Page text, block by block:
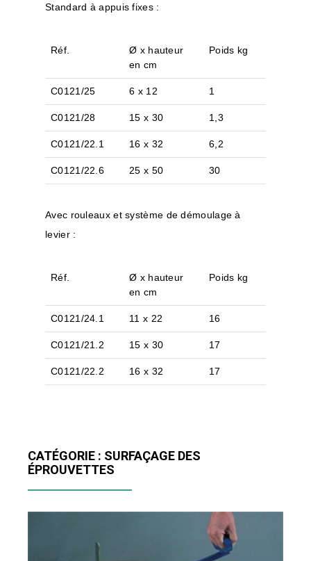
Standard à appuis fixes :
Réf.
Ø x hauteur
en cm
Poids kg
C0121/25 6 x 12 1
C0121/28 15 x 30 1,3
C0121/22.1 16 x 32 6,2
C0121/22.6 25 x 50 30
Avec rouleaux et système de démoulage à
levier :
Réf.
Ø x hauteur
en cm
Poids kg
C0121/24.1 11 x 22 16
C0121/21.2 15 x 30 17
C0121/22.2 16 x 32 17
CATÉGORIE : SURFAÇAGE DES
ÉPROUVETTES